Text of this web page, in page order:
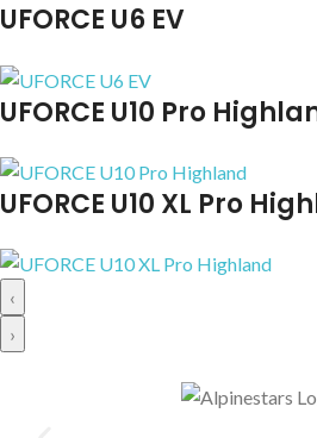
UFORCE U6 EV
UFORCE U10 Pro
UFORCE U10 XL Pro
‹
›